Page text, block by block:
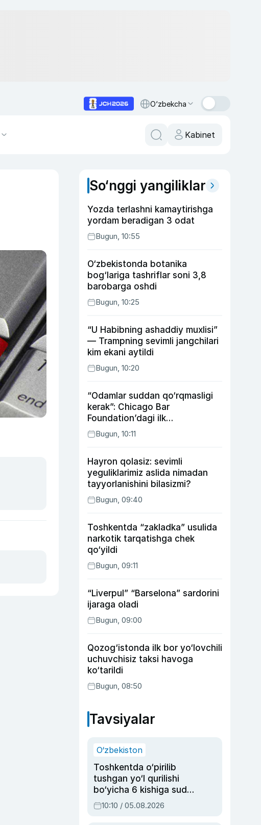
O‘zbekcha
Kabinet
So‘nggi yangiliklar
Yozda terlashni kamaytirishga
yordam beradigan 3 odat
Bugun, 10:55
O‘zbekistonda botanika
bog‘lariga tashriflar soni 3,8
barobarga oshdi
Bugun, 10:25
“U Habibning ashaddiy muxlisi”
— Trampning sevimli jangchilari
kim ekani aytildi
Bugun, 10:20
“Odamlar suddan qo‘rqmasligi
kerak”: Chicago Bar
Foundation’dagi ilk
o‘zbekistonlik Go‘zal
Abduaxatova
Bugun, 10:11
Hayron qolasiz: sevimli
yeguliklarimiz aslida nimadan
tayyorlanishini bilasizmi?
Bugun, 09:40
Toshkentda “zakladka” usulida
narkotik tarqatishga chek
qo‘yildi
Bugun, 09:11
“Liverpul” “Barselona” sardorini
ijaraga oladi
Bugun, 09:00
Qozog‘istonda ilk bor yo‘lovchili
uchuvchisiz taksi havoga
ko‘tarildi
Bugun, 08:50
Tavsiyalar
O‘zbekiston
Toshkentda o‘pirilib
tushgan yo‘l qurilishi
bo‘yicha 6 kishiga sud
hukmi o‘qildi
10:10 / 05.08.2026